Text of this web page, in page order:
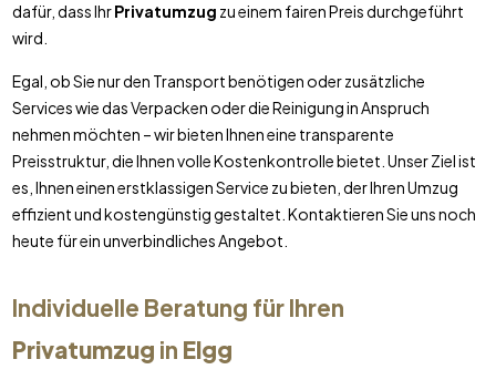
dafür, dass IhrPrivatumzug zu einem fairen Preis durchgeführt
wird.
Egal, ob Sie nur den Transport benötigen oder zusätzliche
Services wie das Verpacken oder die Reinigung in Anspruch
nehmen möchten – wir bieten Ihnen eine transparente
Preisstruktur, die Ihnen volle Kostenkontrolle bietet. Unser Ziel ist
es, Ihnen einen erstklassigen Service zu bieten, der Ihren Umzug
effizient und kostengünstig gestaltet. Kontaktieren Sie uns noch
heute für ein unverbindliches Angebot.
Individuelle Beratung für Ihren
Privatumzug in Elgg